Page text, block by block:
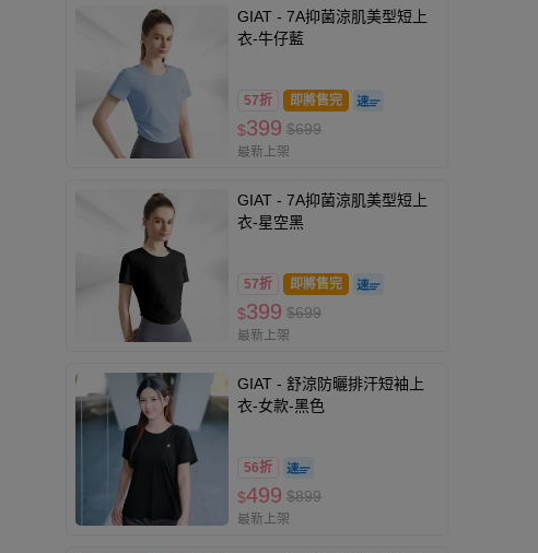
GIAT - 7A抑菌涼肌美型短上
衣-牛仔藍
57折 即將售完
$399 $699
最新上架
GIAT - 7A抑菌涼肌美型短上
衣-星空黑
57折 即將售完
$399 $699
最新上架
GIAT - 舒涼防曬排汗短袖上
衣-女款-黑色
56折
$499 $899
最新上架